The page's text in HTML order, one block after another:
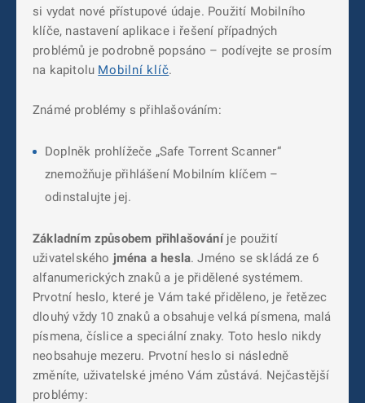
si vydat nové přístupové údaje. Použití Mobilního
klíče, nastavení aplikace i řešení případných
problémů je podrobně popsáno – podívejte se prosím
na kapitolu Mobilní klíč.
Známé problémy s přihlašováním:
Doplněk prohlížeče „Safe Torrent Scanner“
znemožňuje přihlášení Mobilním klíčem –
odinstalujte jej.
Základním způsobem přihlašováníje použití
uživatelského jména a hesla. Jméno se skládá ze 6
alfanumerických znaků a je přidělené systémem.
Prvotní heslo, které je Vám také přiděleno, je řetězec
dlouhý vždy 10 znaků a obsahuje velká písmena, malá
písmena, číslice a speciální znaky. Toto heslo nikdy
neobsahuje mezeru. Prvotní heslo si následně
změníte, uživatelské jméno Vám zůstává. Nejčastější
problémy: